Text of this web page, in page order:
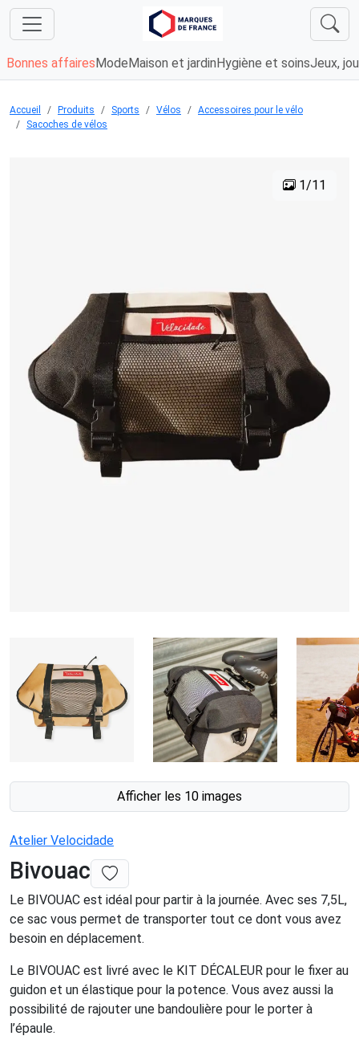
Bonnes affaires Mode Maison et jardin Hygiène et soinsJeux,
Accueil Produits Sports Vélos
Accessoires pour le vélo
Sacoches de vélos
1/11
Afficher les 10 images
Atelier Velocidade
Bivouac
Le BIVOUAC est idéal pour partir à la journée. Avec ses 7,5L,
ce sac vous permet de transporter tout ce dont vous avez
besoin en déplacement.
Le BIVOUAC est livré avec le KIT DÉCALEUR pour le fixer au
guidon et un élastique pour la potence. Vous avez aussi la
possibilité de rajouter une bandoulière pour le porter à
l’épaule.